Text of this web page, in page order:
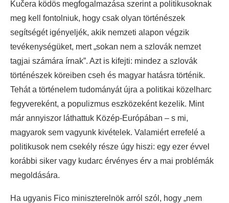
Kučera ködös megfogalmazása szerint a politikusoknak
meg kell fontolniuk, hogy csak olyan történészek
segítségét igényeljék, akik nemzeti alapon végzik
tevékenységüket, mert „sokan nem a szlovák nemzet
tagjai számára írnak”. Azt is kifejti: mindez a szlovák
történészek köreiben cseh és magyar hatásra történik.
Tehát a történelem tudományát újra a politikai közelharc
fegyvereként, a populizmus eszközeként kezelik. Mint
már annyiszor láthattuk Közép-Európában – s mi,
magyarok sem vagyunk kivételek. Valamiért errefelé a
politikusok nem csekély része úgy hiszi: egy ezer évvel
korábbi siker vagy kudarc érvényes érv a mai problémák
megoldására.
Ha ugyanis Fico miniszterelnök arról szól, hogy „nem